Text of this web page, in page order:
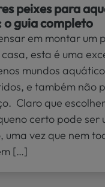
o guia completo
em montar um
esta é uma
mundos
e também não
Claro que
certo pode ser
uma vez que nem
[…]